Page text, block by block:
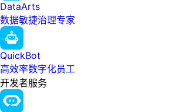
DataArts
数据敏捷治理专家
QuickBot
高效率数字化员工
开发者服务